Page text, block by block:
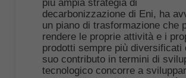
più ampia strategia di
decarbonizzazione di Eni, ha
un piano di trasformazione che
rendere le proprie attività e i
prodotti sempre più diversificati
suo contributo in termini di
tecnologico concorre a